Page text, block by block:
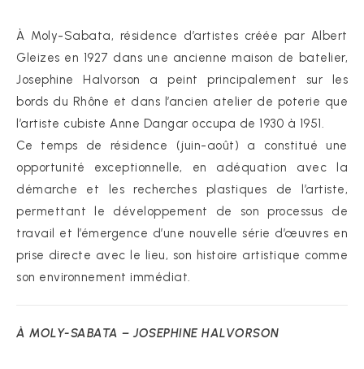
À Moly-Sabata, résidence d’artistes créée par Albert
Gleizes en 1927 dans une ancienne maison de batelier,
Josephine Halvorson a peint principalement sur les
bords du Rhône et dans l’ancien atelier de poterie que
l’artiste cubiste Anne Dangar occupa de 1930 à 1951.
Ce temps de résidence (juin-août) a constitué une
opportunité exceptionnelle, en adéquation avec la
démarche et les recherches plastiques de l’artiste,
permettant le développement de son processus de
travail et l’émergence d’une nouvelle série d’œuvres en
prise directe avec le lieu, son histoire artistique comme
son environnement immédiat.
À MOLY-SABATA – JOSEPHINE HALVORSON